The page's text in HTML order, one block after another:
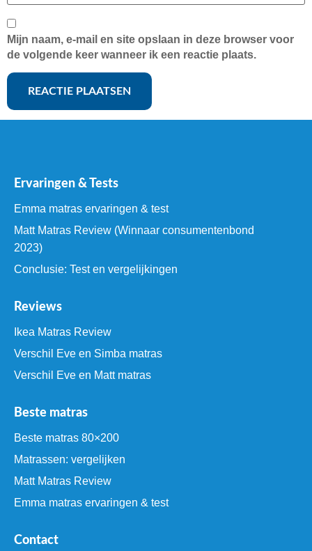
Mijn naam, e-mail en site opslaan in deze browser voor
de volgende keer wanneer ik een reactie plaats.
Ervaringen & Tests
Emma matras ervaringen & test
Matt Matras Review (Winnaar consumentenbond
2023)
Conclusie: Test en vergelijkingen
Reviews
Ikea Matras Review
Verschil Eve en Simba matras
Verschil Eve en Matt matras
Beste matras
Beste matras 80×200
Matrassen: vergelijken
Matt Matras Review
Emma matras ervaringen & test
Contact